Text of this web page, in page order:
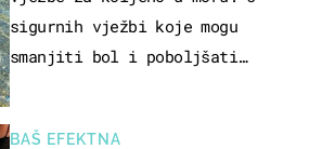
sigurnih vježbi koje mogu
smanjiti bol i poboljšati
BAŠ EFEKTNA